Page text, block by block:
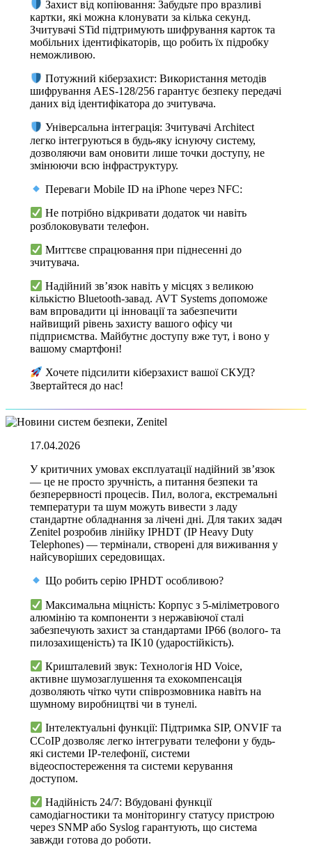
Захист від копіювання: Забудьте про вразливі
картки, які можна клонувати за кілька секунд.
Зчитувачі STid підтримують шифрування карток та
мобільних ідентифікаторів, що робить їх підробку
неможливою.
Потужний кіберзахист: Використання методів
шифрування AES-128/256 гарантує безпеку передачі
даних від ідентифікатора до зчитувача.
Універсальна інтеграція: Зчитувачі Architect
легко інтегруються в будь-яку існуючу систему,
дозволяючи вам оновити лише точки доступу, не
змінюючи всю інфраструктуру.
Переваги Mobile ID на iPhone через NFC:
Не потрібно відкривати додаток чи навіть
розблоковувати телефон.
Миттєве спрацювання при піднесенні до
зчитувача.
Надійний зв’язок навіть у місцях з великою
кількістю Bluetooth-завад. AVT Systems допоможе
вам впровадити ці інновації та забезпечити
найвищий рівень захисту вашого офісу чи
підприємства. Майбутнє доступу вже тут, і воно у
вашому смартфоні!
Хочете підсилити кіберзахист вашої СКУД?
Звертайтеся до нас!
17.04.2026
У критичних умовах експлуатації надійний зв’язок
— це не просто зручність, а питання безпеки та
безперервності процесів. Пил, волога, екстремальні
температури та шум можуть вивести з ладу
стандартне обладнання за лічені дні. Для таких задач
Zenitel розробив лінійку IPHDT (IP Heavy Duty
Telephones) — термінали, створені для виживання у
найсуворіших середовищах.
Що робить серію IPHDT особливою?
Максимальна міцність: Корпус з 5-міліметрового
алюмінію та компоненти з нержавіючої сталі
забезпечують захист за стандартами IP66 (волого- та
пилозахищеність) та IK10 (ударостійкість).
Кришталевий звук: Технологія HD Voice,
активне шумозаглушення та ехокомпенсація
дозволяють чітко чути співрозмовника навіть на
шумному виробництві чи в тунелі.
Інтелектуальні функції: Підтримка SIP, ONVIF та
CCoIP дозволяє легко інтегрувати телефони у будь-
які системи IP-телефонії, системи
відеоспостереження та системи керування
доступом.
Надійність 24/7: Вбудовані функції
самодіагностики та моніторингу статусу пристрою
через SNMP або Syslog гарантують, що система
завжди готова до роботи.